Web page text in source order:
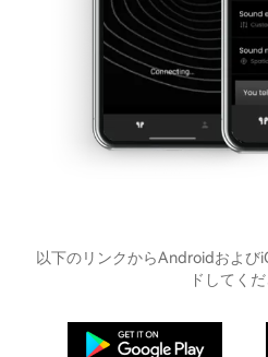
以下のリンクからAndroidおよび
ドしてく